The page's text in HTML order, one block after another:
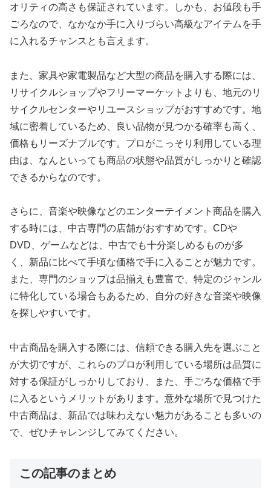
オリティの高さも保証されています。しかも、お値段も手
ごろなので、なかなか手に入りづらい高級なアイテムを手
に入れるチャンスとも言えます。
また、家具や家電製品など大型の商品を購入する際には、
リサイクルショップやフリーマーケットよりも、地元のリ
サイクルセンターやリユースショップがおすすめです。地
域に密着しているため、良い品物が見つかる確率も高く、
価格もリーズナブルです。プロがこっそり利用している理
由は、なんといっても商品の状態や品質がしっかりと確認
できるからなのです。
さらに、音楽や映像などのエンターテイメント商品を購入
する時には、中古専門の店舗がおすすめです。CDや
DVD、ゲームなどは、中古でも十分楽しめるものが多
く、新品に比べて手頃な価格で手に入ることが魅力です。
また、専門のショップは品揃えも豊富で、特定のジャンル
に特化している場合もあるため、自分の好きな音楽や映像
を探しやすいです。
中古商品を購入する際には、信頼できる購入先を選ぶこと
が大切ですが、これらのプロが利用している場所は品質に
対する保証がしっかりしており、また、手ごろな価格で手
に入るというメリットがあります。意外な場所で見つけた
中古商品は、新品では味わえない魅力があることも多いの
で、ぜひチャレンジしてみてください。
この記事のまとめ